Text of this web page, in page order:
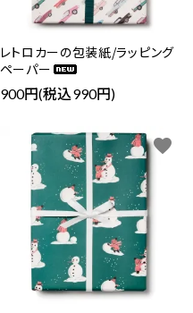
レトロカーの包装紙/ラッピング
ペーパー
900円(税込990円)
favorite